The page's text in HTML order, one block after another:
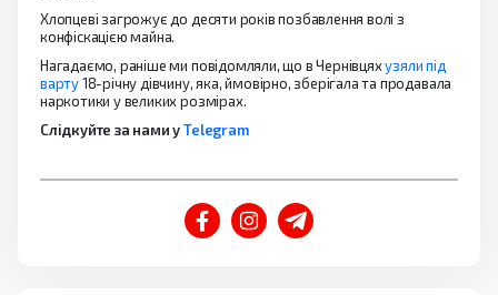
Хлопцеві загрожує до десяти років позбавлення волі з
конфіскацією майна.
Нагадаємо, раніше ми повідомляли, що в Чернівцяхузяли під
варту18-річну дівчину, яка, ймовірно, зберігала та продавала
наркотики у великих розмірах.
Слідкуйте за нами уTelegram